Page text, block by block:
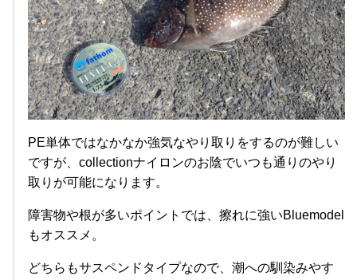
PE単体ではなかなか強気なやり取りをするのが難しい
ですが、collectionナイロンのお陰でいつも通りのやり
取りが可能になります。
障害物や根が多いポイントでは、擦れに強いBluemodel
もオススメ。
どちらもサスペンドタイプなので、潮への馴染みやす